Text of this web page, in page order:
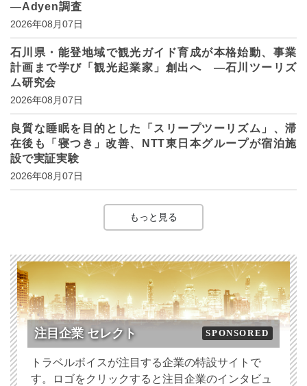
―Adyen調査
2026年08月07日
石川県・能登地域で観光ガイド育成が本格始動、事業
計画まで学び「観光起業家」創出へ ―石川ツーリズ
ム研究会
2026年08月07日
良質な睡眠を目的とした「スリープツーリズム」、滞
在後も「寝つき」改善、NTT東日本グループが宿泊施
設で実証実験
2026年08月07日
もっと見る
注目企業 セレクト SPONSORED
トラベルボイスが注目する企業の特設サイトで
す。ロゴをクリックすると注目企業のインタビュ